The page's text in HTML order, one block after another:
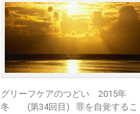
グリーフケアのつどい 2015年
冬 (第34回目) 罪を自覚するこ